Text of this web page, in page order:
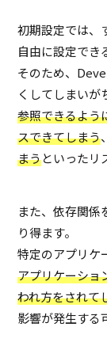
初期設定では、
自由に設定でき
そのため、
くしてしまいが
参照できるよう
スできてしまう
まうといったリ
また、依存関係
り得ます。
特定のアプリケ
アプリケーショ
われ方をされて
影響が発生する